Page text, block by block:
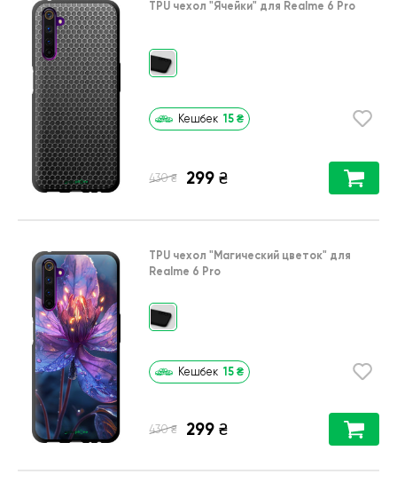
TPU чехол "Ячейки" для Realme 6 Pro
Кешбек 15 ₴
430 ₴ 299 ₴
TPU чехол "Магический цветок" для
Realme 6 Pro
Кешбек 15 ₴
430 ₴ 299 ₴